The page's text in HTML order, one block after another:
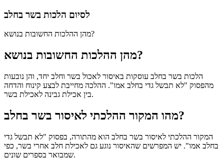
לסיום הלכות בשר בחלב
מהן ההלכות החשובות בנושא?
מהן ההלכות החשובות בנושא?
הלכות בשר בחלב עוסקות באיסור לאכול בשר וחלב יחד, והן נובעות
מהפסוק "לא תבשל גדי בחלב אמו". ההלכה מחייבת לבצע קינוח והדחה
בין אכילת גבינה לאכילת בשר.
מהו המקור ההלכתי לאיסור בשר בחלב?
המקור ההלכתי לאיסור בשר בחלב הוא מהתורה, בפסוק "לא תבשל גדי
בחלב אמו". יש המפרשים שהאיסור נוגע גם לאכילת חלב אחרי בשר, כפי
שמבואר בספרים שונים.